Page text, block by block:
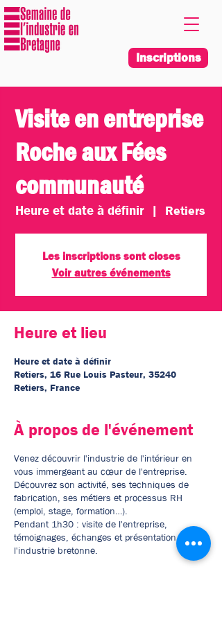
Inscriptions
Visite en entreprise
Roche aux Fées
communauté
Heure et date à définir
  |
Retiers
Les inscriptions sont closes
Voir autres événements
Heure et lieu
Heure et date à définir
Retiers, 16 Rue Louis Pasteur, 35240
Retiers, France
À propos de l'événement
Venez découvrir l'industrie de l'intérieur en
vous immergeant au cœur de l'entreprise.
Découvrez son activité, ses techniques de
fabrication, ses métiers et processus RH
(emploi, stage, formation…).
Pendant 1h30 : visite de l'entreprise,
témoignages, échanges et présentation de
l'industrie bretonne.